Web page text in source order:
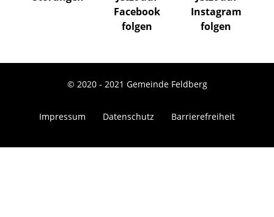
Facebook
folgen
Instagram
folgen
© 2020 - 2021 Gemeinde Feldberg
Impressum Datenschutz Barrierefreiheit